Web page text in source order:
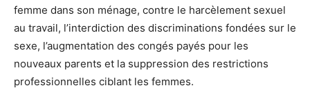
femme dans son ménage, contre le harcèlement sexuel
au travail, l’interdiction des discriminations fondées sur le
sexe, l’augmentation des congés payés pour les
nouveaux parents et la suppression des restrictions
professionnelles ciblant les femmes.